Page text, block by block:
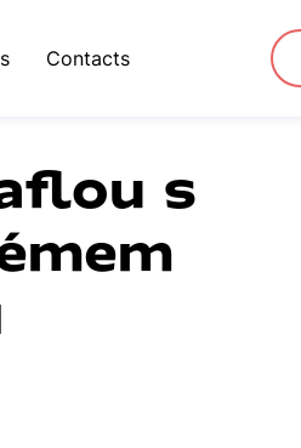
Contacts
s